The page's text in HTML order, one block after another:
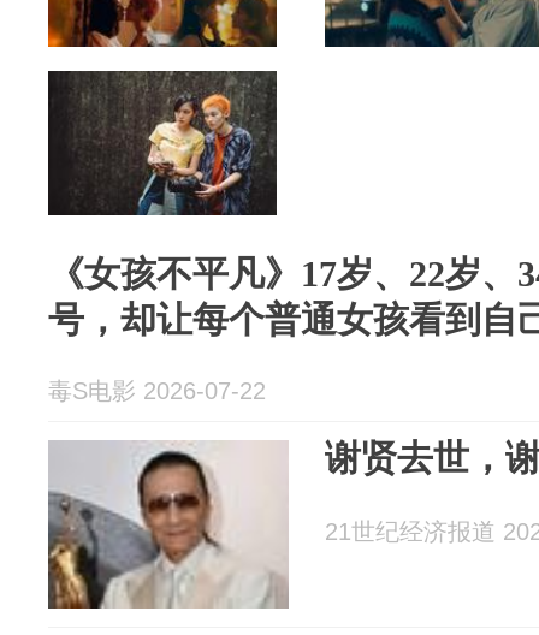
《女孩不平凡》17岁、22岁
号，却让每个普通女孩看到自
毒S电影 2026-07-22
谢贤去世，
21世纪经济报道